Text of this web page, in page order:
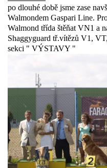
po dlouhé době jsme zase
Walmondem Gaspari Line.
Walmond třída štěňat VN1 a
Shaggyguard tř.vítězů V1,
sekci " VÝSTAVY "